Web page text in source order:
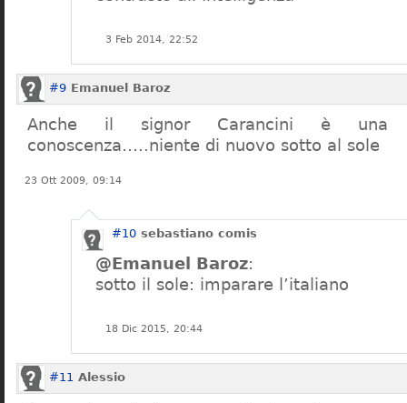
3 Feb 2014, 22:52
#9 Emanuel Baroz
Anche il signor Carancini è una
conoscenza…..niente di nuovo sotto al sole
23 Ott 2009, 09:14
#10 sebastiano comis
@Emanuel Baroz:
sotto il sole: imparare l’italiano
18 Dic 2015, 20:44
#11 Alessio